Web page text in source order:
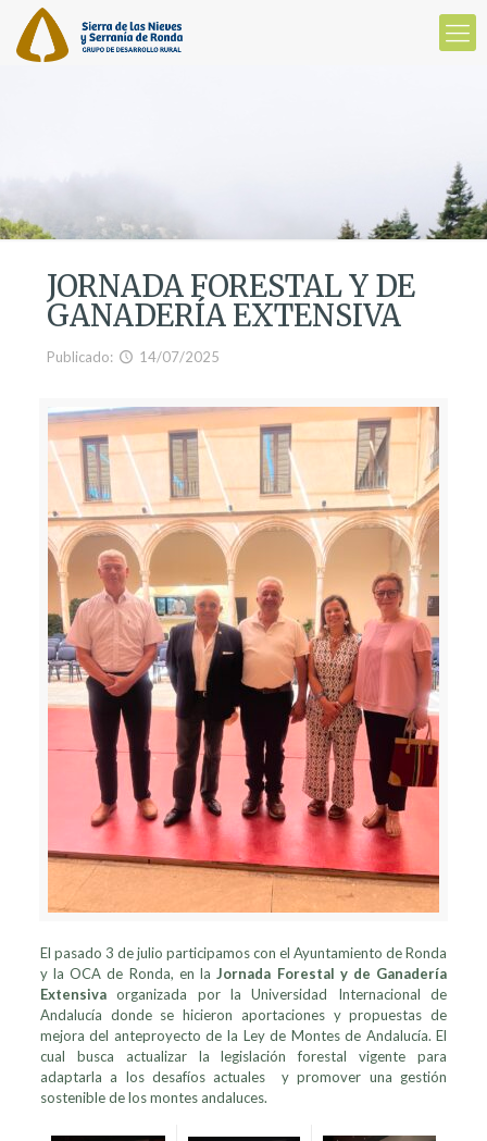
JORNADA FORESTAL Y DE
GANADERÍA EXTENSIVA
Publicado: 14/07/2025
El pasado 3 de julio participamos con el Ayuntamiento de Ronda
y la OCA de Ronda, en laJornada Forestal y de Ganadería
Extensivaorganizada por la Universidad Internacional de
Andalucía donde se hicieron aportaciones y propuestas de
mejora del anteproyecto de la Ley de Montes de Andalucía. El
cual busca actualizar la legislación forestal vigente para
adaptarla a los desafíos actuales y promover una gestión
sostenible de los montes andaluces.